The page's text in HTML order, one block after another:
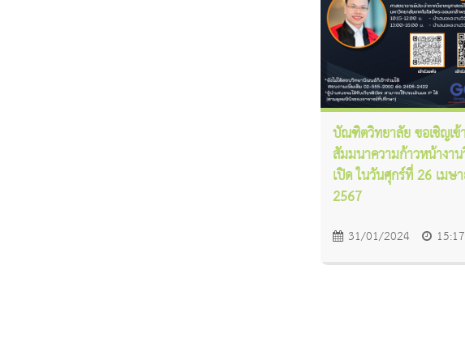
บัณฑิตวิทยาลัย ขอเชิญเข้
สัมมนาความก้าวหน้างา
เปิด ในวันศุกร์ที่ 26 เมษ
2567
31/01/2024